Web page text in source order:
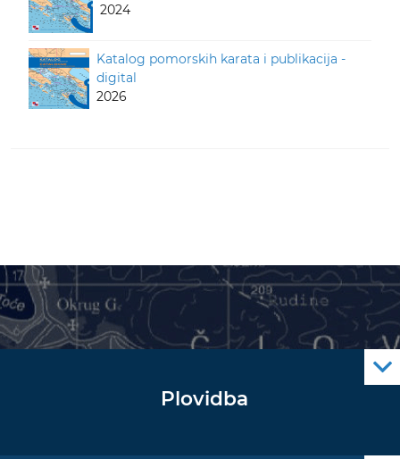
2024
Katalog pomorskih karata i publikacija -
digital
2026
Plovidba